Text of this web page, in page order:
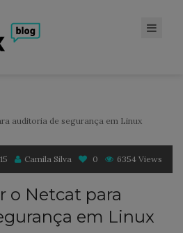
auditoria de segurança em Linux
Camila Silva 0 6354 Views
o Netcat para
em Linux